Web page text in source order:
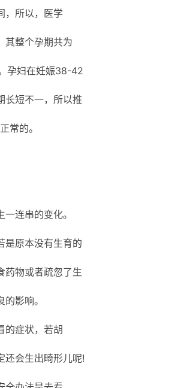
，所以，医学
其整个孕期共为
孕妇在妊娠38-42
长短不一，所以推
常的。
连串的变化。
是原本没有生育的
药物或者疏忽了生
影响。
的症状，若胡
还会生出畸形儿呢!